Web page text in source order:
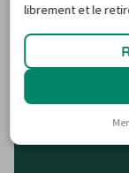
populaires
librement et le